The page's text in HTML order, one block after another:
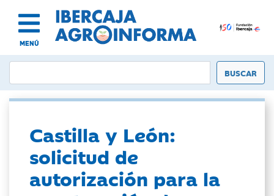
MENÚ
Castilla y León:
solicitud de
autorización para la